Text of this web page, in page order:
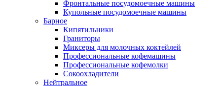
Фронтальные посудомоечные машины
Купольные посудомоечные машины
Барное
Кипятильники
Граниторы
Миксеры для молочных коктейлей
Профессиональные кофемашины
Профессиональные кофемолки
Сокоохладители
Нейтральное